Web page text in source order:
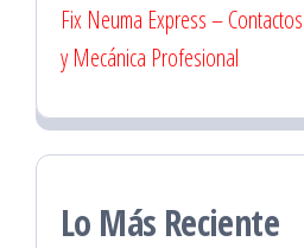
Fix Neuma Express –
y Mecánica Profesional
Lo Más Reciente